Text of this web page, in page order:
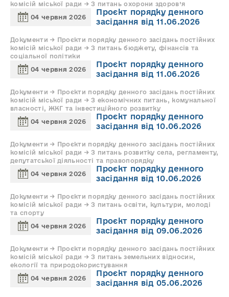
комісій міської ради → З питань охорони здоров’я
04 червня 2026
Проєкт порядку денного
засідання від 11.06.2026
Документи → Проєкти порядку денного засідань постійних
комісій міської ради → З питань бюджету, фінансів та
соціальної політики
04 червня 2026
Проєкт порядку денного
засідання від 11.06.2026
Документи → Проєкти порядку денного засідань постійних
комісій міської ради → З економічних питань, комунальної
власності, ЖКГ та інвестиційного розвитку
04 червня 2026
Проєкт порядку денного
засідання від 10.06.2026
Документи → Проєкти порядку денного засідань постійних
комісій міської ради → З питань розвитку села, регламенту,
депутатської діяльності та правопорядку
04 червня 2026
Проєкт порядку денного
засідання від 10.06.2026
Документи → Проєкти порядку денного засідань постійних
комісій міської ради → З питань освіти, культури, молоді
та спорту
04 червня 2026
Проєкт порядку денного
засідання від 09.06.2026
Документи → Проєкти порядку денного засідань постійних
комісій міської ради → З питань земельних відносин,
екології та природокористування
04 червня 2026
Проєкт порядку денного
засідання від 05.06.2026